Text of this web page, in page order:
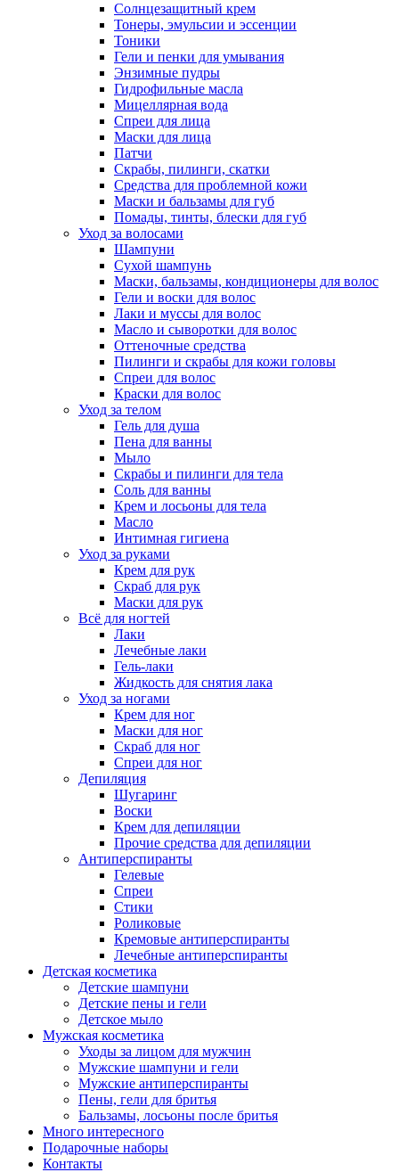
Солнцезащитный крем
Тонеры, эмульсии и эссенции
Тоники
Гели и пенки для умывания
Энзимные пудры
Гидрофильные масла
Мицеллярная вода
Спреи для лица
Маски для лица
Патчи
Скрабы, пилинги, скатки
Средства для проблемной кожи
Маски и бальзамы для губ
Помады, тинты, блески для губ
Уход за волосами
Шампуни
Сухой шампунь
Маски, бальзамы, кондиционеры для волос
Гели и воски для волос
Лаки и муссы для волос
Масло и сыворотки для волос
Оттеночные средства
Пилинги и скрабы для кожи головы
Спреи для волос
Краски для волос
Уход за телом
Гель для душа
Пена для ванны
Мыло
Скрабы и пилинги для тела
Соль для ванны
Крем и лосьоны для тела
Масло
Интимная гигиена
Уход за руками
Крем для рук
Скраб для рук
Маски для рук
Всё для ногтей
Лаки
Лечебные лаки
Гель-лаки
Жидкость для снятия лака
Уход за ногами
Крем для ног
Маски для ног
Скраб для ног
Спреи для ног
Депиляция
Шугаринг
Воски
Крем для депиляции
Прочие средства для депиляции
Антиперспиранты
Гелевые
Спреи
Стики
Роликовые
Кремовые антиперспиранты
Лечебные антиперспиранты
Детская косметика
Детские шампуни
Детские пены и гели
Детское мыло
Мужская косметика
Уходы за лицом для мужчин
Мужские шампуни и гели
Мужские антиперспиранты
Пены, гели для бритья
Бальзамы, лосьоны после бритья
Много интересного
Подарочные наборы
Контакты